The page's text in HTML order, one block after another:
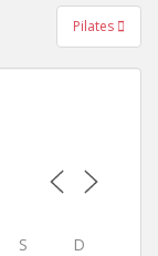
Pilates
S D